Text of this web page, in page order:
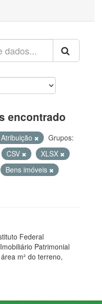
encontrado
Grupos:
CSV
XLSX
Bens imóveis
Federal
Patrimonial
m² do terreno,